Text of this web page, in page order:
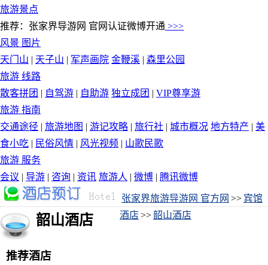
旅游景点
推荐：张家界导游网 官网认证微博开通 >>>
风景 图片
天门山 | 天子山 | 军声画院 金鞭溪 | 森里公园
旅游 线路
散客拼团 | 自驾游 | 自助游 独立成团 | VIP尊享游
旅游 指南
交通途径 | 旅游地图 | 游记攻略 | 旅行社 | 城市概况 地方特产 | 美
食小吃 | 民俗风情 | 风光视频 | 山歌民歌
旅游 服务
会议 | 导游 | 咨询 | 资讯 旅游人 | 微博 | 腾讯微博
张家界旅游导游网 官方网 >> 宾馆
酒店>>韶山酒店
韶山酒店
推荐酒店